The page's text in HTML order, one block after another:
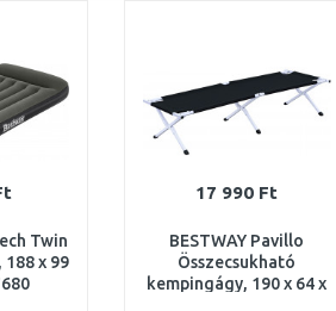
Twin
x 99
17 990 Ft
BESTWAY Pavillo
Összecsukható
kempingágy, 190 x 64 x